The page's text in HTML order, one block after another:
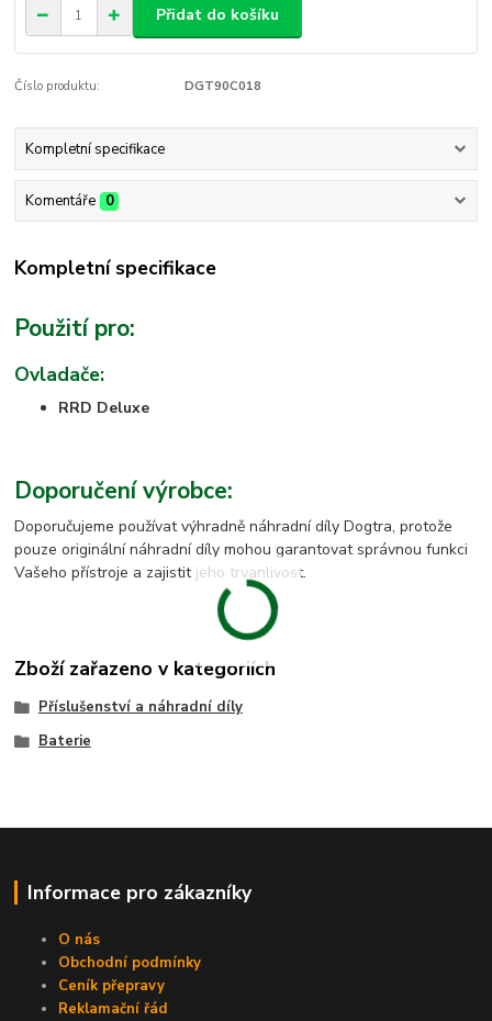
Přidat do košíku
Číslo produktu: DGT90C018
Kompletní specifikace
Komentáře 0
Kompletní specifikace
Použití pro:
Ovladače:
RRD Deluxe
Doporučení výrobce:
Doporučujeme používat výhradně náhradní díly Dogtra, protože
pouze originální náhradní díly mohou garantovat správnou funkci
Vašeho přístroje a zajistit jeho trvanlivost.
Zboží zařazeno v kategoriích
Příslušenství a náhradní díly
Baterie
Informace pro zákazníky
O nás
Obchodní podmínky
Ceník přepravy
Reklamační řád